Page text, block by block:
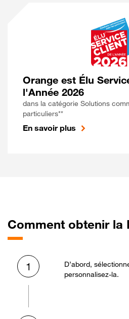
Orange est Élu
l'Année 2026
dans la catégorie Solutions
particuliers**
En savoir plus
Comment obtenir la
1
D’abord,
personnalisez-la.